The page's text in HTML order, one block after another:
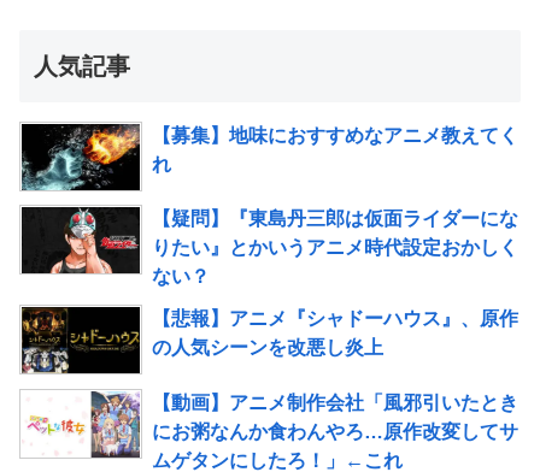
人気記事
【募集】地味におすすめなアニメ教えてく
れ
【疑問】『東島丹三郎は仮面ライダーにな
りたい』とかいうアニメ時代設定おかしく
ない？
【悲報】アニメ『シャドーハウス』、原作
の人気シーンを改悪し炎上
【動画】アニメ制作会社「風邪引いたとき
にお粥なんか食わんやろ…原作改変してサ
ムゲタンにしたろ！」←これ